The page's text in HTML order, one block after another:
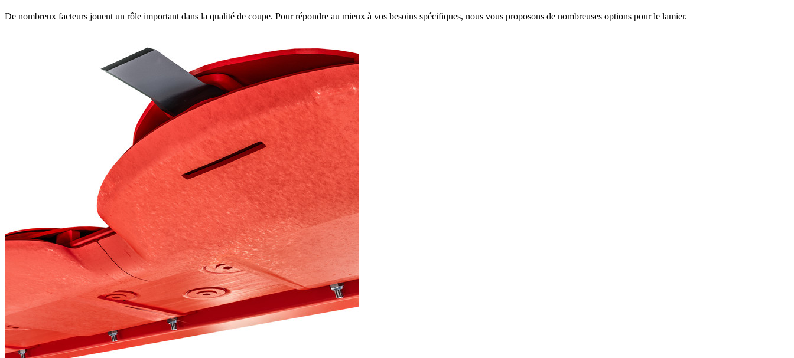
De nombreux facteurs jouent un rôle important dans la qualité de coupe. Pour répondre au mieux à vos besoins spécifiques, nous vous proposons de nombreuses options pour le lamier.